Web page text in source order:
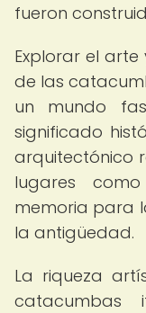
fueron
Explorar el
de las
un mundo
significado
arquitectónico
lugares
memoria para
la antigüedad.
La riqueza
catacumbas